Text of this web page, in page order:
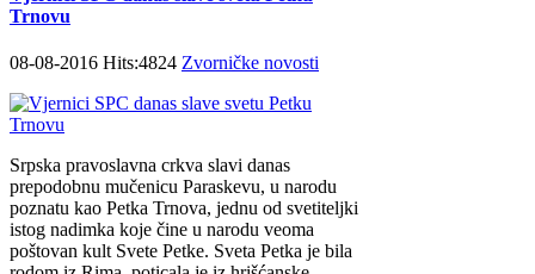
Trnovu
08-08-2016 Hits:4824 Zvorničke novosti
Srpska pravoslavna crkva slavi danas
prepodobnu mučenicu Paraskevu, u narodu
poznatu kao Petka Trnova, jednu od svetiteljki
istog nadimka koje čine u narodu veoma
poštovan kult Svete Petke. Sveta Petka je bila